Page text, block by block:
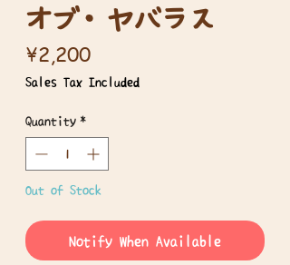
オブ・ヤバラス
¥2,200Price
Sales Tax Included
Quantity *
Out of Stock
Notify When Available